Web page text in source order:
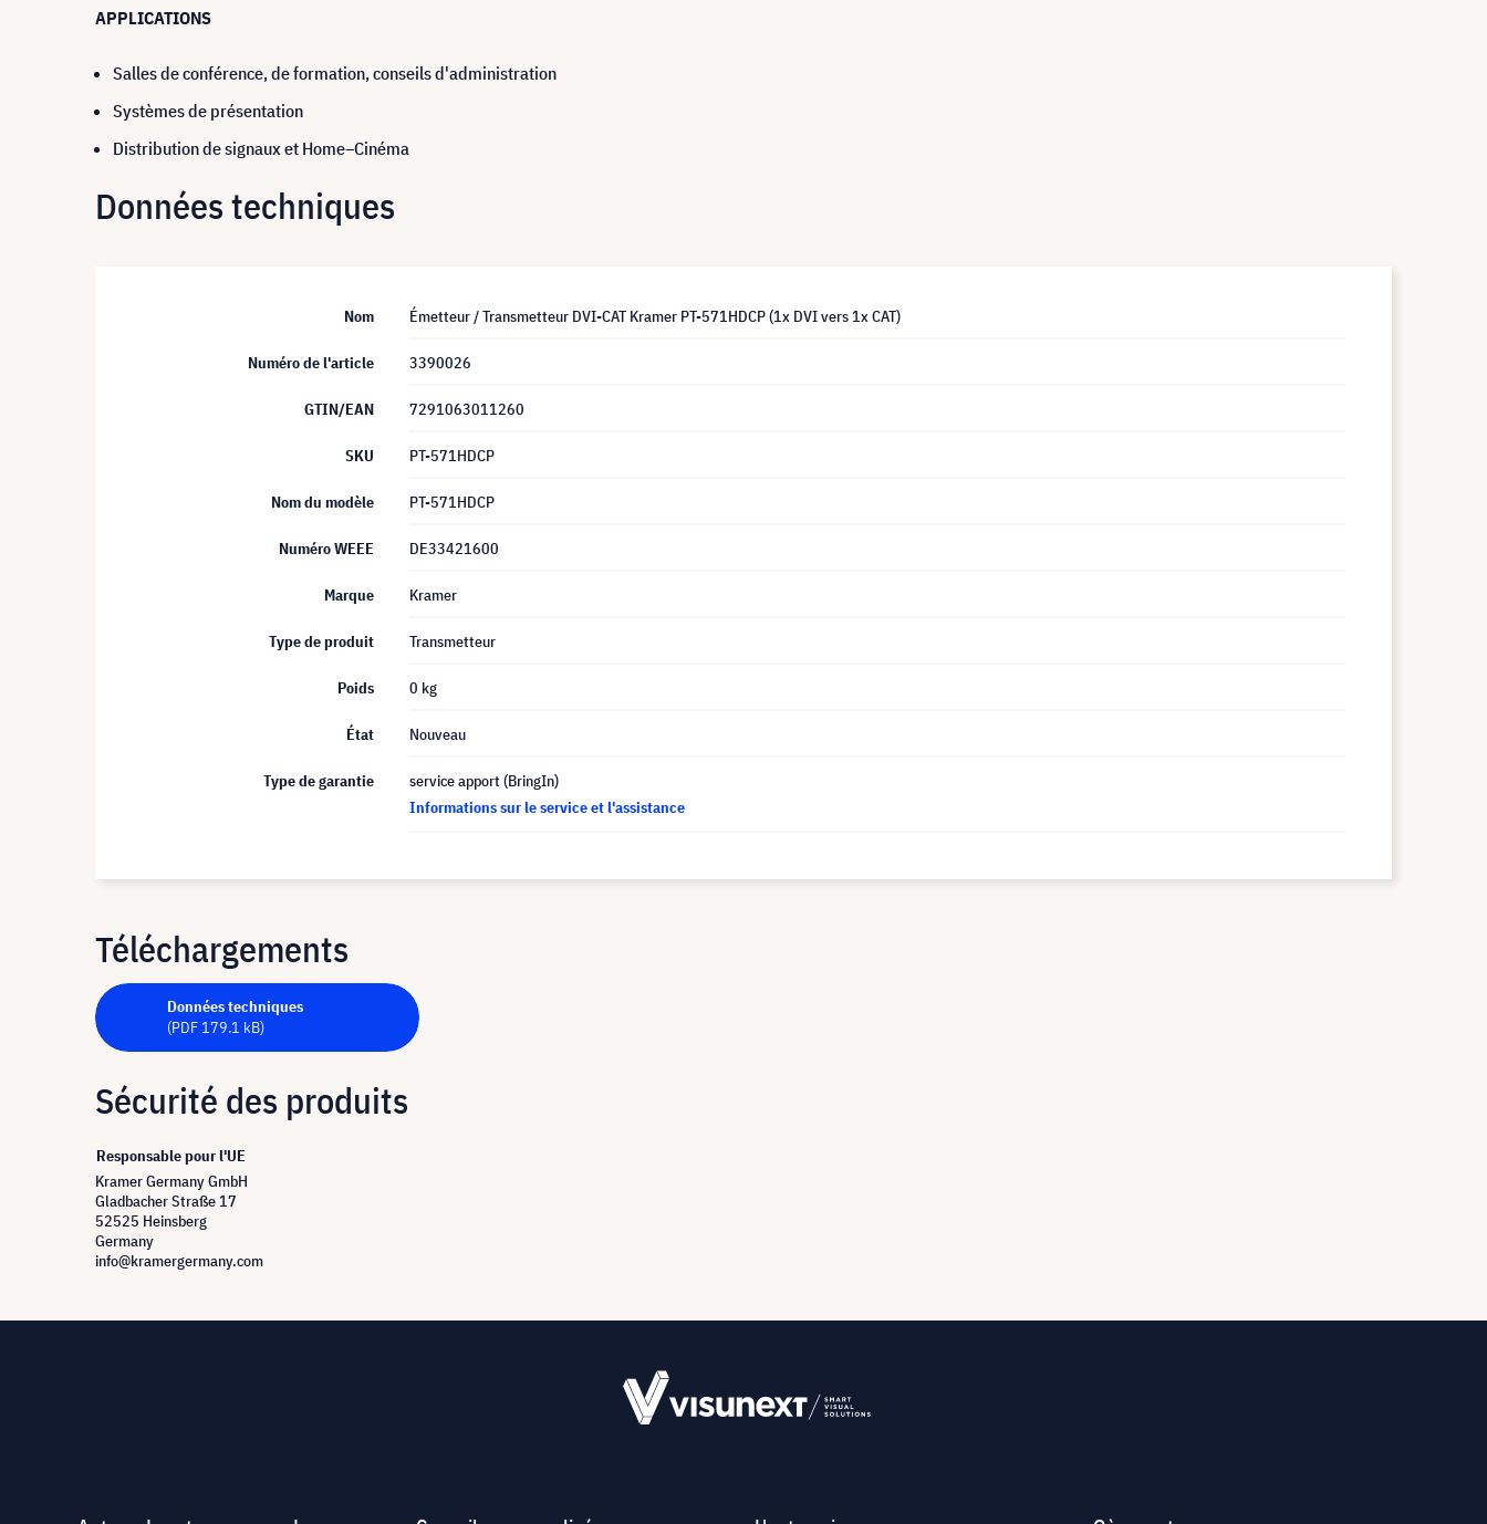
APPLICATIONS
Salles de conférence, de formation, conseils d'administration
Systèmes de présentation
Distribution de signaux et Home–Cinéma
Données techniques
Nom Émetteur / Transmetteur DVI-CAT Kramer PT-571HDCP (1x DVI vers 1x CAT)
Numéro de l'article 3390026
GTIN/EAN 7291063011260
SKU PT-571HDCP
Nom du modèle PT-571HDCP
Numéro WEEE DE33421600
Marque Kramer
Type de produit Transmetteur
Poids 0 kg
État Nouveau
Type de garantie
service apport (BringIn)
Informations sur le service et l'assistance
Téléchargements
Données techniques
(PDF 179.1 kB)
Sécurité des produits
Responsable pour l'UE
Kramer Germany GmbH
Gladbacher Straße 17
52525 Heinsberg
Germany
info@kramergermany.com